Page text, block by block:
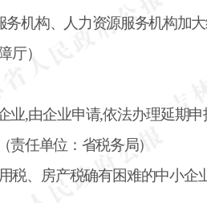
机构、人力资源服务机构加
厅）
业,由企业申请,依法办理延期
任单位：省税务局）
税、房产税确有困难的中小企